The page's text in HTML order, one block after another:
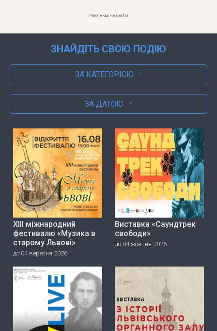
РЕКЛАМА НА САЙТІ
ЗНАЙДІТЬ СВОЮ ПОДІЮ
ЗА КАТЕГОРІЄЮ
ЗА ДАТОЮ
ХІІІ міжнародний
фестивалю «Музика в
старому Львові»
до 04 вересня 2026
Виставка «Саундтрек
свободи»
до 04 жовтня 2025